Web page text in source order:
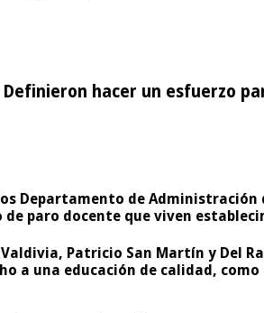
hacer un esfuerzo
Departamento de Administración
de paro docente que viven
Patricio San Martín y Del
a una educación de calidad,